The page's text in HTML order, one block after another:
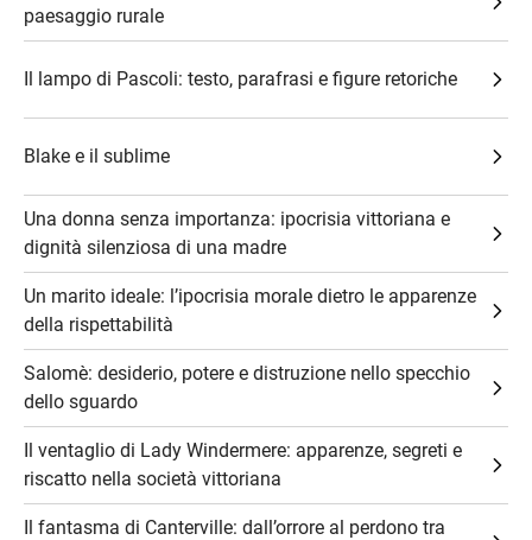
paesaggio rurale
Il lampo di Pascoli: testo, parafrasi e figure retoriche
Blake e il sublime
Una donna senza importanza: ipocrisia vittoriana e
dignità silenziosa di una madre
Un marito ideale: l’ipocrisia morale dietro le apparenze
della rispettabilità
Salomè: desiderio, potere e distruzione nello specchio
dello sguardo
Il ventaglio di Lady Windermere: apparenze, segreti e
riscatto nella società vittoriana
Il fantasma di Canterville: dall’orrore al perdono tra